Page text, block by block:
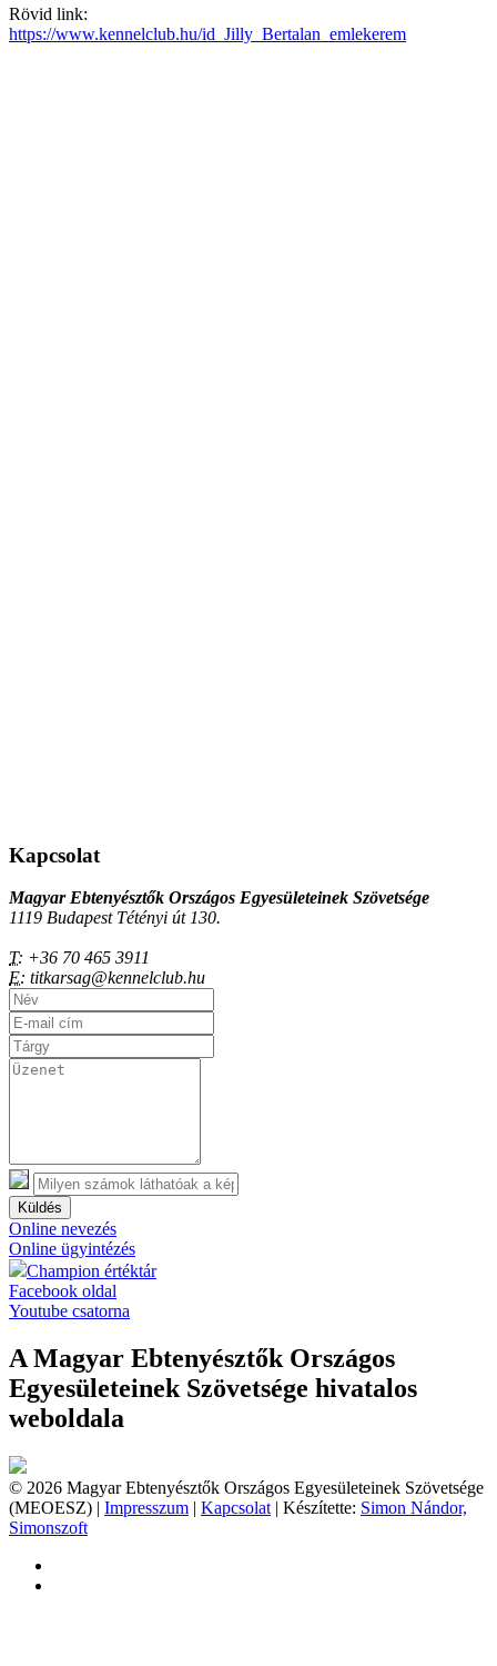
Rövid link:
https://www.kennelclub.hu/id_Jilly_Bertalan_emlekerem
Kapcsolat
Magyar Ebtenyésztők Országos Egyesületeinek Szövetsége
1119 Budapest Tétényi út 130.
T: +36 70 465 3911
E: titkarsag@kennelclub.hu
Küldés
Online nevezés
Online ügyintézés
Champion értéktár
Facebook oldal
Youtube csatorna
A Magyar Ebtenyésztők Országos
Egyesületeinek Szövetsége hivatalos
weboldala
© 2026 Magyar Ebtenyésztők Országos Egyesületeinek Szövetsége
(MEOESZ) | Impresszum | Kapcsolat | Készítette: Simon Nándor,
Simonszoft